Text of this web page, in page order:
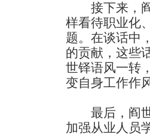
接下来，阎
样看待职业化
题。在谈话中
的贡献，这些
世铎语风一转
变自身工作作
最后，阎世
加强从业人员